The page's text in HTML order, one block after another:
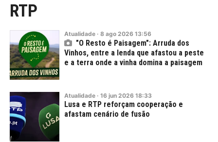
RTP
Atualidade · 8 ago 2026 13:56
"O Resto é Paisagem": Arruda dos
Vinhos, entre a lenda que afastou a peste
e a terra onde a vinha domina a paisagem
Atualidade · 16 jun 2026 18:33
Lusa e RTP reforçam cooperação e
afastam cenário de fusão